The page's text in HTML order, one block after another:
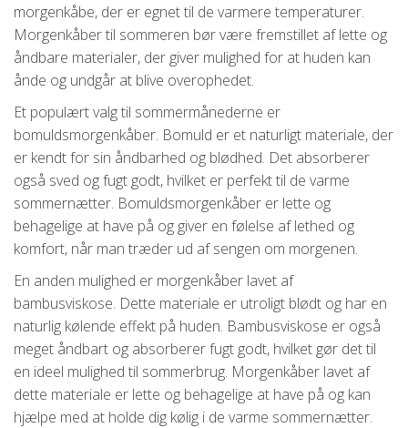
morgenkåbe, der er egnet til de varmere temperaturer.
Morgenkåber til sommeren bør være fremstillet af lette og
åndbare materialer, der giver mulighed for at huden kan
ånde og undgår at blive overophedet.
Et populært valg til sommermånederne er
bomuldsmorgenkåber. Bomuld er et naturligt materiale, der
er kendt for sin åndbarhed og blødhed. Det absorberer
også sved og fugt godt, hvilket er perfekt til de varme
sommernætter. Bomuldsmorgenkåber er lette og
behagelige at have på og giver en følelse af lethed og
komfort, når man træder ud af sengen om morgenen.
En anden mulighed er morgenkåber lavet af
bambusviskose. Dette materiale er utroligt blødt og har en
naturlig kølende effekt på huden. Bambusviskose er også
meget åndbart og absorberer fugt godt, hvilket gør det til
en ideel mulighed til sommerbrug. Morgenkåber lavet af
dette materiale er lette og behagelige at have på og kan
hjælpe med at holde dig kølig i de varme sommernætter.